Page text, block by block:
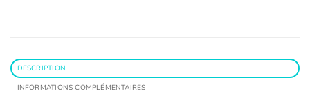
DESCRIPTION
INFORMATIONS COMPLÉMENTAIRES